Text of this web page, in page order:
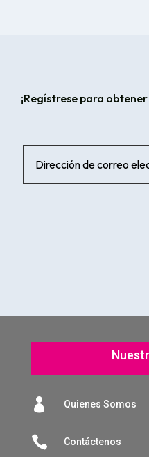
¡Regístrese para
 Quienes Somos
 Contáctenos